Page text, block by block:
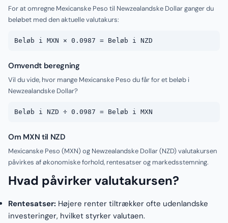
For at omregne Mexicanske Peso til Newzealandske Dollar ganger du
beløbet med den aktuelle valutakurs:
Beløb i MXN × 0.0987 = Beløb i NZD
Omvendt beregning
Vil du vide, hvor mange Mexicanske Peso du får for et beløb i
Newzealandske Dollar?
Beløb i NZD ÷ 0.0987 = Beløb i MXN
Om MXN til NZD
Mexicanske Peso (MXN) og Newzealandske Dollar (NZD) valutakursen
påvirkes af økonomiske forhold, rentesatser og markedsstemning.
Hvad påvirker valutakursen?
Rentesatser: Højere renter tiltrækker ofte udenlandske
investeringer, hvilket styrker valutaen.